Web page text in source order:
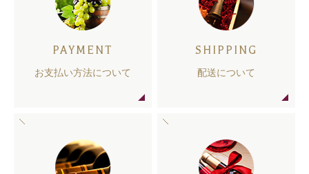
PAYMENT
お支払い方法について
SHIPPING
配送について